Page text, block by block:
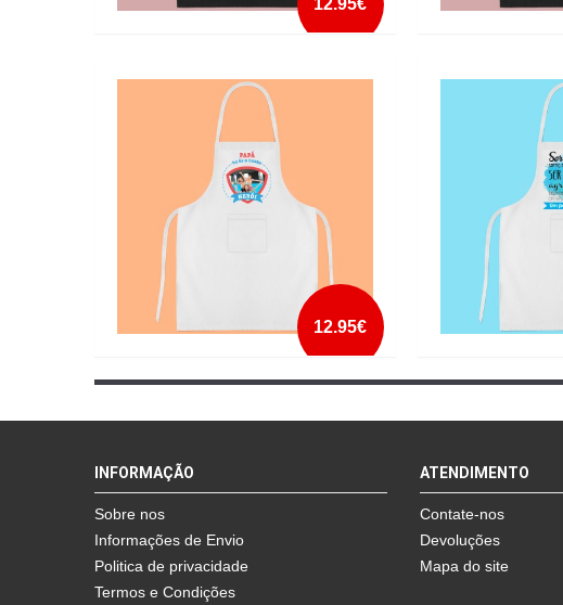
12.95€
CHURRASCO E CERVEJA
mais info
add à lista
12.95€
AVENTAL PAPA ES O NOSSO HEROI AVENTAL SER PAI É
INFORMAÇÃO
Sobre nos
Informações de Envio
Politica de privacidade
Termos e Condições
ATENDIMENTO
Contate-nos
Devoluções
Mapa do site